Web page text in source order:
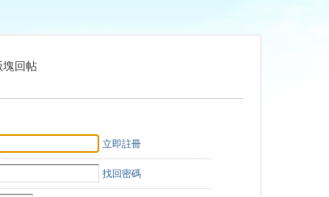
塊回帖
立即註冊
找回密碼